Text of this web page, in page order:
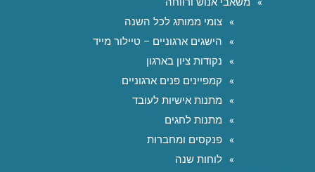
צומי ממותג לכל השנה
הישגים ארגוניים – טיילור מייד
נקודות ציון בארגון
קמפיינים פנים ארגוניים
מתנות אישיות לעובד
מתנות לחגים
פנקסים ומחברות
לוחות שנה